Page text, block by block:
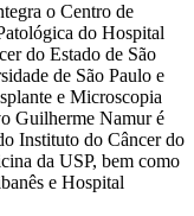
o Centro de
do Hospital
do Estado de São
de São Paulo e
e Microscopia
Guilherme Namur é
Instituto do Câncer do
da USP, bem como
e Hospital